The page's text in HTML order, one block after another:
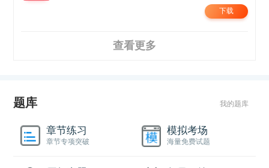
下载
查看更多
题库 我的题库
章节练习
章节专项突破
模拟考场
海量免费试题